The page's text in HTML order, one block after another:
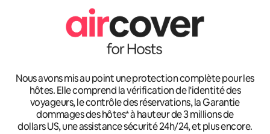
Nous avons mis au point une protection complète pour les
hôtes. Elle comprend la vérification de l'identité des
voyageurs, le contrôle des réservations, la Garantie
dommages des hôtes* à hauteur de 3 millions de
dollars US, une assistance sécurité 24h/24, et plus encore.